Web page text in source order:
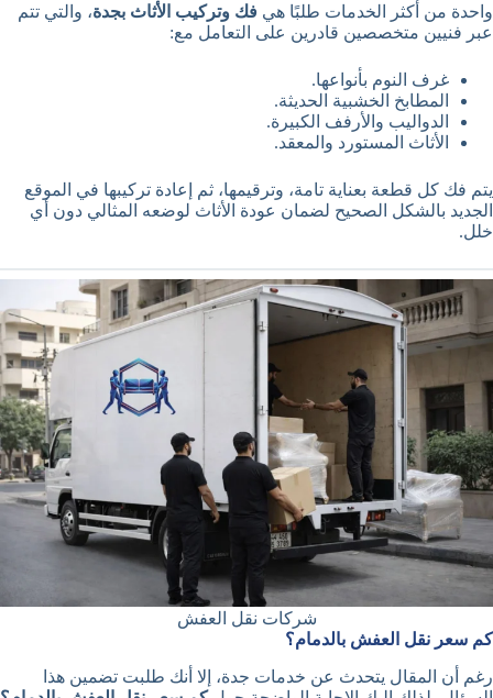
واحدة من أكثر الخدمات طلبًا هي فك وتركيب الأثاث بجدة، والتي تتم
عبر فنيين متخصصين قادرين على التعامل مع:
غرف النوم بأنواعها.
المطابخ الخشبية الحديثة.
الدواليب والأرفف الكبيرة.
الأثاث المستورد والمعقد.
يتم فك كل قطعة بعناية تامة، وترقيمها، ثم إعادة تركيبها في الموقع
الجديد بالشكل الصحيح لضمان عودة الأثاث لوضعه المثالي دون أي
خلل.
شركات نقل العفش
كم سعر نقل العفش بالدمام؟
رغم أن المقال يتحدث عن خدمات جدة، إلا أنك طلبت تضمين هذا